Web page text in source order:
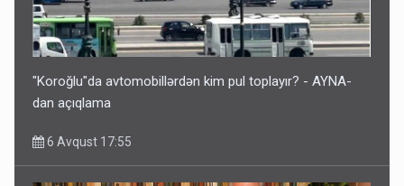
"Koroğlu"da avtomobillərdən kim pul toplayır? - AYNA-
dan açıqlama
6 Avqust 17:55